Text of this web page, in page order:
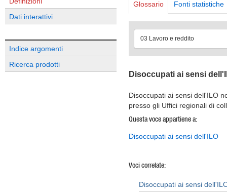
Dati interattivi
Indice argomenti
Ricerca prodotti
Glossario Fonti statistiche
03 Lavoro e reddito
Disoccupati ai sensi
Disoccupati ai sensi dell'ILO
presso gli Uffici regionali di
Questa voce appartiene a:
Disoccupati ai sensi dell'ILO
Voci correlate:
Disoccupati ai sensi